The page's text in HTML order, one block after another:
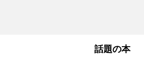
話題の本